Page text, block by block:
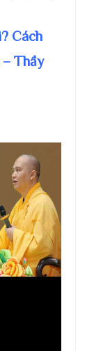
Cách
– Thầy